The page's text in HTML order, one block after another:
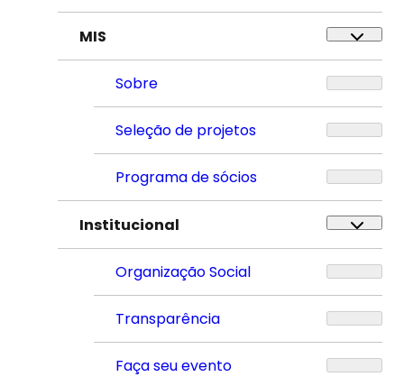
MIS
Sobre
Seleção de projetos
Programa de sócios
Institucional
Organização Social
Transparência
Faça seu evento